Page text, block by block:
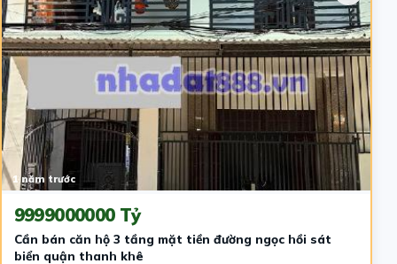
1 năm trước
9999000000 Tỷ
Cần bán căn hộ 3 tầng mặt tiền đường ngọc hồi sát
biển quận thanh khê